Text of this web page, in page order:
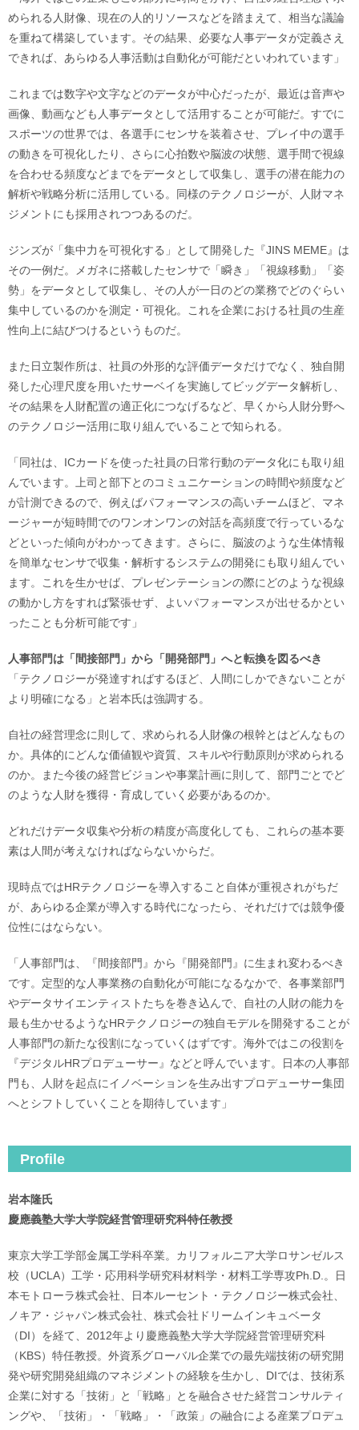
められる人財像、現在の人的リソースなどを踏まえて、相当な議論
を重ねて構築しています。その結果、必要な人事データが定義さえ
できれば、あらゆる人事活動は自動化が可能だといわれています」
これまでは数字や文字などのデータが中心だったが、最近は音声や
画像、動画なども人事データとして活用することが可能だ。すでに
スポーツの世界では、各選手にセンサを装着させ、プレイ中の選手
の動きを可視化したり、さらに心拍数や脳波の状態、選手間で視線
を合わせる頻度などまでをデータとして収集し、選手の潜在能力の
解析や戦略分析に活用している。同様のテクノロジーが、人財マネ
ジメントにも採用されつつあるのだ。
ジンズが「集中力を可視化する」として開発した『JINS MEME』は
その一例だ。メガネに搭載したセンサで「瞬き」「視線移動」「姿
勢」をデータとして収集し、その人が一日のどの業務でどのぐらい
集中しているのかを測定・可視化。これを企業における社員の生産
性向上に結びつけるというものだ。
また日立製作所は、社員の外形的な評価データだけでなく、独自開
発した心理尺度を用いたサーベイを実施してビッグデータ解析し、
その結果を人財配置の適正化につなげるなど、早くから人財分野へ
のテクノロジー活用に取り組んでいることで知られる。
「同社は、ICカードを使った社員の日常行動のデータ化にも取り組
んでいます。上司と部下とのコミュニケーションの時間や頻度など
が計測できるので、例えばパフォーマンスの高いチームほど、マネ
ージャーが短時間でのワンオンワンの対話を高頻度で行っているな
どといった傾向がわかってきます。さらに、脳波のような生体情報
を簡単なセンサで収集・解析するシステムの開発にも取り組んでい
ます。これを生かせば、プレゼンテーションの際にどのような視線
の動かし方をすれば緊張せず、よいパフォーマンスが出せるかとい
ったことも分析可能です」
人事部門は「間接部門」から「開発部門」へと転換を図るべき
「テクノロジーが発達すればするほど、人間にしかできないことが
より明確になる」と岩本氏は強調する。
自社の経営理念に則して、求められる人財像の根幹とはどんなもの
か。具体的にどんな価値観や資質、スキルや行動原則が求められる
のか。また今後の経営ビジョンや事業計画に則して、部門ごとでど
のような人財を獲得・育成していく必要があるのか。
どれだけデータ収集や分析の精度が高度化しても、これらの基本要
素は人間が考えなければならないからだ。
現時点ではHRテクノロジーを導入すること自体が重視されがちだ
が、あらゆる企業が導入する時代になったら、それだけでは競争優
位性にはならない。
「人事部門は、『間接部門』から『開発部門』に生まれ変わるべき
です。定型的な人事業務の自動化が可能になるなかで、各事業部門
やデータサイエンティストたちを巻き込んで、自社の人財の能力を
最も生かせるようなHRテクノロジーの独自モデルを開発することが
人事部門の新たな役割になっていくはずです。海外ではこの役割を
『デジタルHRプロデューサー』などと呼んでいます。日本の人事部
門も、人財を起点にイノベーションを生み出すプロデューサー集団
へとシフトしていくことを期待しています」
Profile
岩本隆氏
慶應義塾大学大学院経営管理研究科特任教授
東京大学工学部金属工学科卒業。カリフォルニア大学ロサンゼルス
校（UCLA）工学・応用科学研究科材料学・材料工学専攻Ph.D.。日
本モトローラ株式会社、日本ルーセント・テクノロジー株式会社、
ノキア・ジャパン株式会社、株式会社ドリームインキュベータ
（DI）を経て、2012年より慶應義塾大学大学院経営管理研究科
（KBS）特任教授。外資系グローバル企業での最先端技術の研究開
発や研究開発組織のマネジメントの経験を生かし、DIでは、技術系
企業に対する「技術」と「戦略」とを融合させた経営コンサルティ
ングや、「技術」・「戦略」・「政策」の融合による産業プロデュ